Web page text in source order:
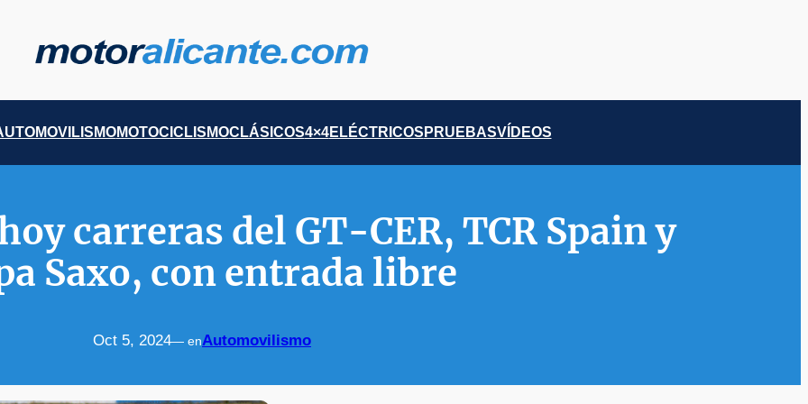
MOTOCICLISMOCLÁSICOS4×4ELÉCTRICOS PRUEBASVÍDEOS
carreras del GT-CER, TCR Spain y
Saxo, con entrada libre
Oct 5, 2024— enAutomovilismo